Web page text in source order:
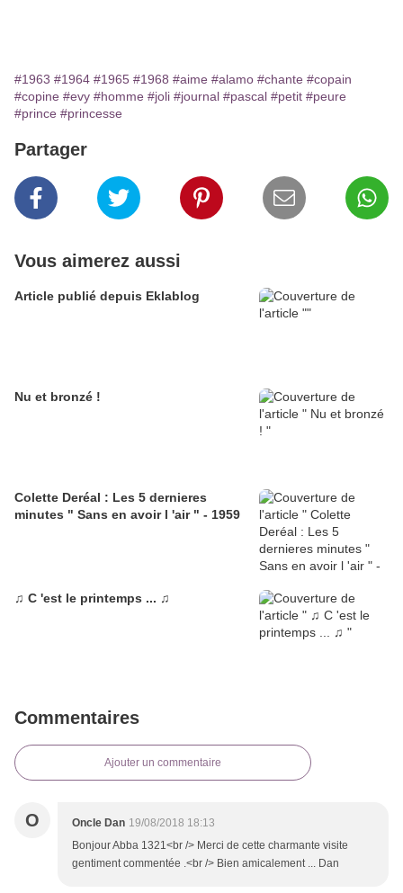
#1963 #1964 #1965 #1968 #aime #alamo #chante #copain
#copine #evy #homme #joli #journal #pascal #petit #peure
#prince #princesse
Partager
Vous aimerez aussi
Article publié depuis Eklablog
Nu et bronzé !
Colette Deréal : Les 5 dernieres
minutes " Sans en avoir l 'air " - 1959
♫ C 'est le printemps ... ♫
Commentaires
Ajouter un commentaire
O Oncle Dan 19/08/2018 18:13
Bonjour Abba 1321<br /> Merci de cette charmante visite
gentiment commentée .<br /> Bien amicalement ... Dan